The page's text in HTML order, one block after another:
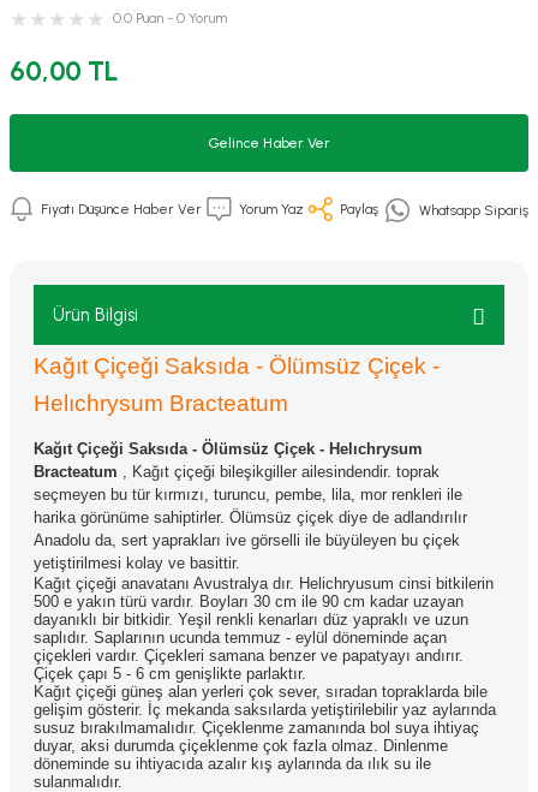
0.0 Puan - 0 Yorum
60,00 TL
Gelince Haber Ver
Fiyatı Düşünce Haber Ver Yorum Yaz Paylaş Whatsapp Sipariş
Ürün Bilgisi
Kağıt Çiçeği Saksıda - Ölümsüz Çiçek -
Helıchrysum Bracteatum
Kağıt Çiçeği Saksıda - Ölümsüz Çiçek - Helıchrysum
Bracteatum , Kağıt çiçeği bileşikgiller ailesindendir. toprak
seçmeyen bu tür kırmızı, turuncu, pembe, lila, mor renkleri ile
harika görünüme sahiptirler. Ölümsüz çiçek diye de adlandırılır
Anadolu da, sert yaprakları ive görselli ile büyüleyen bu çiçek
yetiştirilmesi kolay ve basittir.
Kağıt çiçeği anavatanı Avustralya dır. Helichryusum cinsi bitkilerin
500 e yakın türü vardır. Boyları 30 cm ile 90 cm kadar uzayan
dayanıklı bir bitkidir. Yeşil renkli kenarları düz yapraklı ve uzun
saplıdır. Saplarının ucunda temmuz - eylül döneminde açan
çiçekleri vardır. Çiçekleri samana benzer ve papatyayı andırır.
Çiçek çapı 5 - 6 cm genişlikte parlaktır.
Kağıt çiçeği güneş alan yerleri çok sever, sıradan topraklarda bile
gelişim gösterir. İç mekanda saksılarda yetiştirilebilir yaz aylarında
susuz bırakılmamalıdır. Çiçeklenme zamanında bol suya ihtiyaç
duyar, aksi durumda çiçeklenme çok fazla olmaz. Dinlenme
döneminde su ihtiyacıda azalır kış aylarında da ılık su ile
sulanmalıdır.